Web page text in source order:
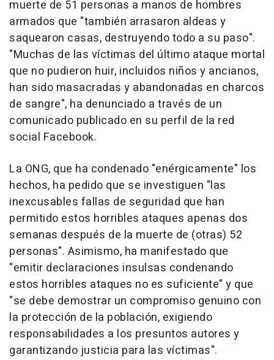
muerte de 51 personas a manos de hombres
armados que "también arrasaron aldeas y
saquearon casas, destruyendo todo a su paso".
"Muchas de las víctimas del último ataque mortal
que no pudieron huir, incluidos niños y ancianos,
han sido masacradas y abandonadas en charcos
de sangre", ha denunciado a través de un
comunicado publicado en su perfil de la red
social Facebook.
La ONG, que ha condenado "enérgicamente" los
hechos, ha pedido que se investiguen "las
inexcusables fallas de seguridad que han
permitido estos horribles ataques apenas dos
semanas después de la muerte de (otras) 52
personas". Asimismo, ha manifestado que
"emitir declaraciones insulsas condenando
estos horribles ataques no es suficiente" y que
"se debe demostrar un compromiso genuino con
la protección de la población, exigiendo
responsabilidades a los presuntos autores y
garantizando justicia para las víctimas".